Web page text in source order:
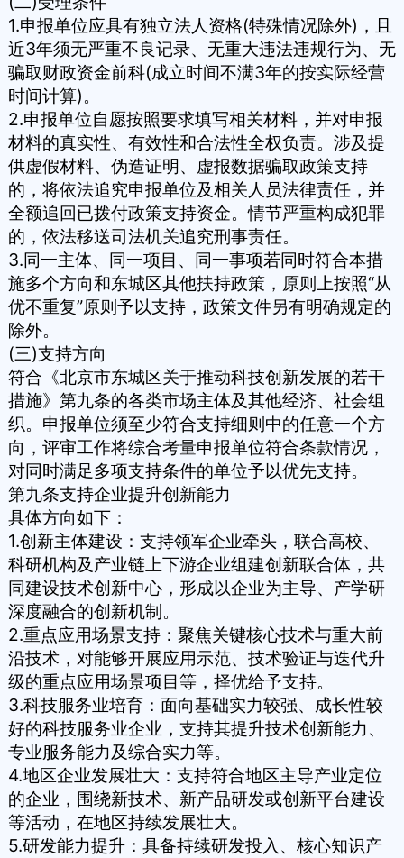
1.申报单位应具有独立法人资格(特殊情况除外)，且
近3年须无严重不良记录、无重大违法违规行为、无
骗取财政资金前科(成立时间不满3年的按实际经营
时间计算)。
2.申报单位自愿按照要求填写相关材料，并对申报
材料的真实性、有效性和合法性全权负责。涉及提
供虚假材料、伪造证明、虚报数据骗取政策支持
的，将依法追究申报单位及相关人员法律责任，并
全额追回已拨付政策支持资金。情节严重构成犯罪
的，依法移送司法机关追究刑事责任。
3.同一主体、同一项目、同一事项若同时符合本措
施多个方向和东城区其他扶持政策，原则上按照“从
优不重复”原则予以支持，政策文件另有明确规定的
除外。
(三)支持方向
符合《北京市东城区关于推动科技创新发展的若干
措施》第九条的各类市场主体及其他经济、社会组
织。申报单位须至少符合支持细则中的任意一个方
向，评审工作将综合考量申报单位符合条款情况，
对同时满足多项支持条件的单位予以优先支持。
第九条支持企业提升创新能力
具体方向如下：
1.创新主体建设：支持领军企业牵头，联合高校、
科研机构及产业链上下游企业组建创新联合体，共
同建设技术创新中心，形成以企业为主导、产学研
深度融合的创新机制。
2.重点应用场景支持：聚焦关键核心技术与重大前
沿技术，对能够开展应用示范、技术验证与迭代升
级的重点应用场景项目等，择优给予支持。
3.科技服务业培育：面向基础实力较强、成长性较
好的科技服务业企业，支持其提升技术创新能力、
专业服务能力及综合实力等。
4.地区企业发展壮大：支持符合地区主导产业定位
的企业，围绕新技术、新产品研发或创新平台建设
等活动，在地区持续发展壮大。
5.研发能力提升：具备持续研发投入、核心知识产